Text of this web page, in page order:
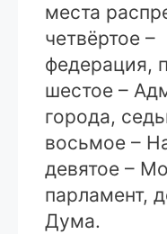
места
четвёртое
федерация,
шестое –
города,
восьмое –
девятое –
парламент,
Дума.